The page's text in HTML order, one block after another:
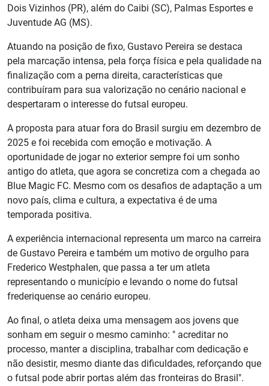
Dois Vizinhos (PR), além do Caibi (SC), Palmas Esportes e
Juventude AG (MS).
Atuando na posição de fixo, Gustavo Pereira se destaca
pela marcação intensa, pela força física e pela qualidade na
finalização com a perna direita, características que
contribuíram para sua valorização no cenário nacional e
despertaram o interesse do futsal europeu.
A proposta para atuar fora do Brasil surgiu em dezembro de
2025 e foi recebida com emoção e motivação. A
oportunidade de jogar no exterior sempre foi um sonho
antigo do atleta, que agora se concretiza com a chegada ao
Blue Magic FC. Mesmo com os desafios de adaptação a um
novo país, clima e cultura, a expectativa é de uma
temporada positiva.
A experiência internacional representa um marco na carreira
de Gustavo Pereira e também um motivo de orgulho para
Frederico Westphalen, que passa a ter um atleta
representando o município e levando o nome do futsal
frederiquense ao cenário europeu.
Ao final, o atleta deixa uma mensagem aos jovens que
sonham em seguir o mesmo caminho: " acreditar no
processo, manter a disciplina, trabalhar com dedicação e
não desistir, mesmo diante das dificuldades, reforçando que
o futsal pode abrir portas além das fronteiras do Brasil".